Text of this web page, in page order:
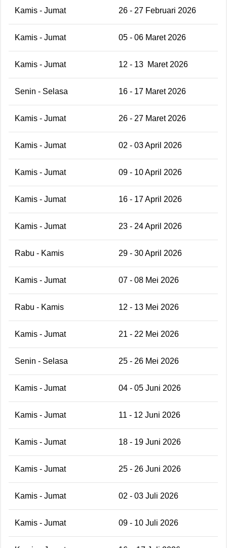
Kamis - Jumat 26 - 27 Februari 2026
Kamis - Jumat 05 - 06 Maret 2026
Kamis - Jumat 12 - 13 Maret 2026
Senin - Selasa 16 - 17 Maret 2026
Kamis - Jumat 26 - 27 Maret 2026
Kamis - Jumat 02 - 03 April 2026
Kamis - Jumat 09 - 10 April 2026
Kamis - Jumat 16 - 17 April 2026
Kamis - Jumat 23 - 24 April 2026
Rabu - Kamis 29 - 30 April 2026
Kamis - Jumat 07 - 08 Mei 2026
Rabu - Kamis 12 - 13 Mei 2026
Kamis - Jumat 21 - 22 Mei 2026
Senin - Selasa 25 - 26 Mei 2026
Kamis - Jumat 04 - 05 Juni 2026
Kamis - Jumat 11 - 12 Juni 2026
Kamis - Jumat 18 - 19 Juni 2026
Kamis - Jumat 25 - 26 Juni 2026
Kamis - Jumat 02 - 03 Juli 2026
Kamis - Jumat 09 - 10 Juli 2026